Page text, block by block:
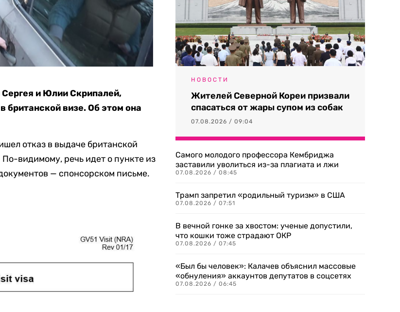
и Юлии Скрипалей,
британской визе. Об этом она
отказ в выдаче британской
видимому, речь идет о пункте из
— спонсорском письме.
НОВОСТИ
Жителей Северной Кореи призвали
спасаться от жары супом из собак
07.08.2026 / 09:04
Самого молодого профессора Кембриджа
заставили уволиться из-за плагиата и лжи
07.08.2026 / 08:45
Трамп запретил «родильный туризм» в США
07.08.2026 / 07:51
В вечной гонке за хвостом: ученые допустили,
что кошки тоже страдают ОКР
07.08.2026 / 07:45
«Был бы человек»: Калачев объяснил массовые
«обнуления» аккаунтов депутатов в соцсетях
07.08.2026 / 06:45